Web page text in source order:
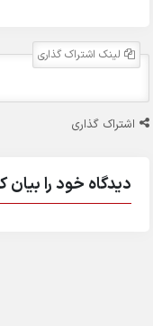
لینک اشتراک گذاری
اشتراک گذاری
دیدگاه خود را بیان